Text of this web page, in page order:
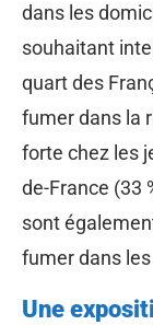
dans les
souhaitant
quart des
fumer dans la
forte chez les
de-France (33
sont
fumer dans
Une